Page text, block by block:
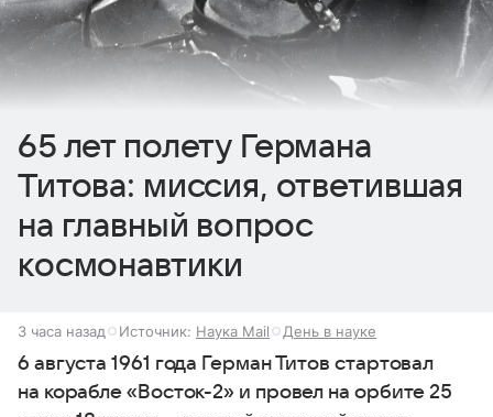
65 лет полету Германа
Титова: миссия, ответившая
на главный вопрос
космонавтики
3 часа назад Источник: Наука Mail День в науке
6 августа 1961 года Герман Титов стартовал
на корабле «Восток-2» и провел на орбите 25